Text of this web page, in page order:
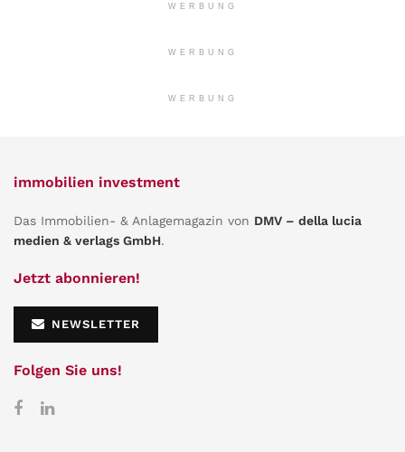
WERBUNG
WERBUNG
WERBUNG
immobilien investment
Das Immobilien- & Anlagemagazin von DMV – della lucia
medien & verlags GmbH.
Jetzt abonnieren!
NEWSLETTER
Folgen Sie uns!